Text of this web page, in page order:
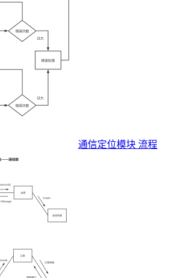
通信定位模块 流程